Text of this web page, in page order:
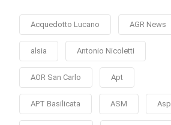
Acquedotto Lucano AGR News
alsia Antonio Nicoletti
AOR San Carlo Apt
APT Basilicata ASM Asp